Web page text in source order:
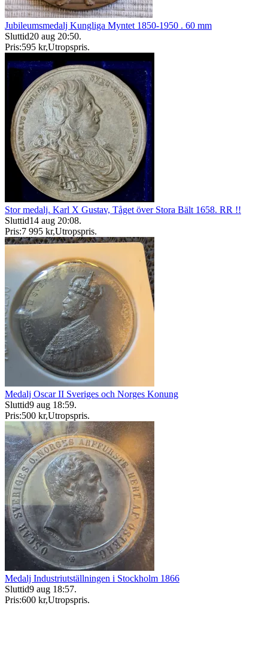
Jubileumsmedalj Kungliga Myntet 1850-1950 . 60 mm
Sluttid20 aug 20:50.
Pris:595 kr,Utropspris.
Stor medalj. Karl X Gustav, Tåget över Stora Bält 1658. RR !!
Sluttid14 aug 20:08.
Pris:7 995 kr,Utropspris.
Medalj Oscar II Sveriges och Norges Konung
Sluttid9 aug 18:59.
Pris:500 kr,Utropspris.
Medalj Industriutställningen i Stockholm 1866
Sluttid9 aug 18:57.
Pris:600 kr,Utropspris.